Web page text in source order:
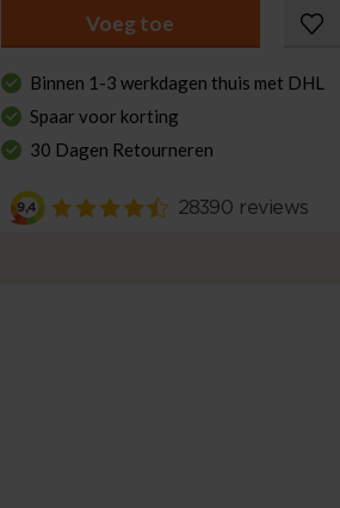
Voeg toe
Binnen 1-3 werkdagen thuis met DHL
Spaar voor korting
30 Dagen Retourneren